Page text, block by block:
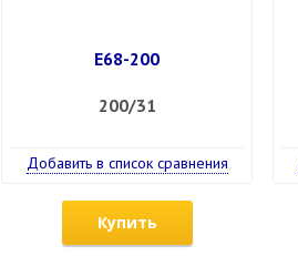
Е68-200
200/31
Добавить в список сравнения
Купить